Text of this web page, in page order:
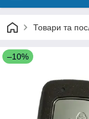
Товари та
–10%